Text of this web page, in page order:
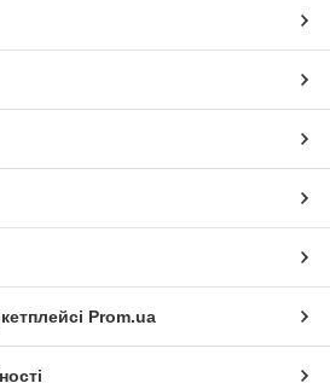
встановити на будь-якому
Але є вироби, які підходять
агрегатів.
Prom.ua